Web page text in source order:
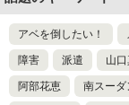
アベを倒したい！
障害 派遣 山
阿部花恵 南スーダ